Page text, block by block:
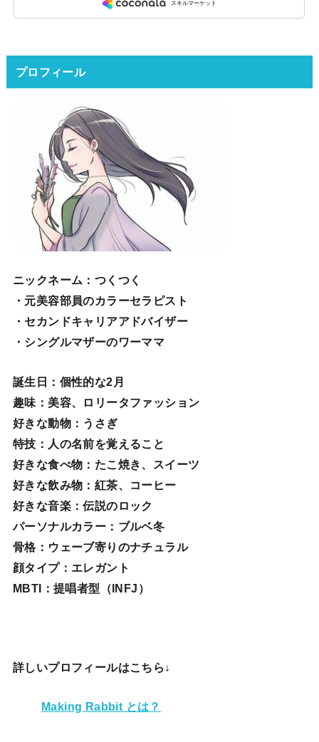
プロフィール
ニックネーム ：つくつく
・元美容部員のカラーセラピスト
・セカンドキャリアアドバイザー
・シングルマザーのワーママ
誕生日 ：個性的な2月
趣味 ：美容、ロリータファッション
好きな動物：うさぎ
特技 ：人の名前を覚えること
好きな食べ物 ：たこ焼き、スイーツ
好きな飲み物：紅茶、コーヒー
好きな音楽：伝説のロック
パーソナルカラー：ブルベ冬
骨格：ウェーブ寄りのナチュラル
顔タイプ：エレガン ト
MBTI：提唱者型（INFJ）
詳しいプロフィールはこちら↓
Making Rabbit とは？